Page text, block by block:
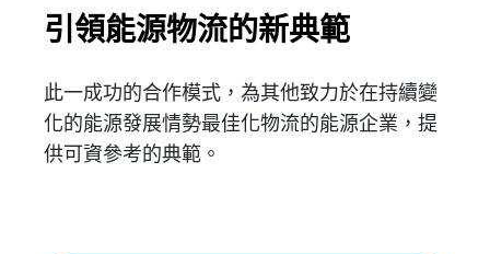
引領能源物流的新典範
此一成功的合作模式，為其他致力於在持續變
化的能源發展情勢最佳化物流的能源企業，提
供可資參考的典範。